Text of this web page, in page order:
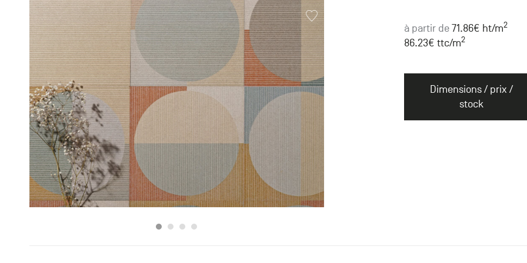
à partir de71.86€ ht/m2
86.23€ ttc/m2
Dimensions / prix /
stock